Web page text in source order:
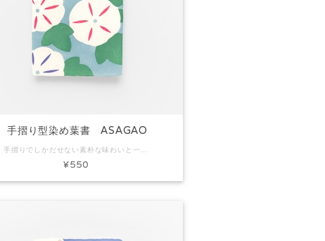
手摺り型染め葉書 ASAGAO
¥550